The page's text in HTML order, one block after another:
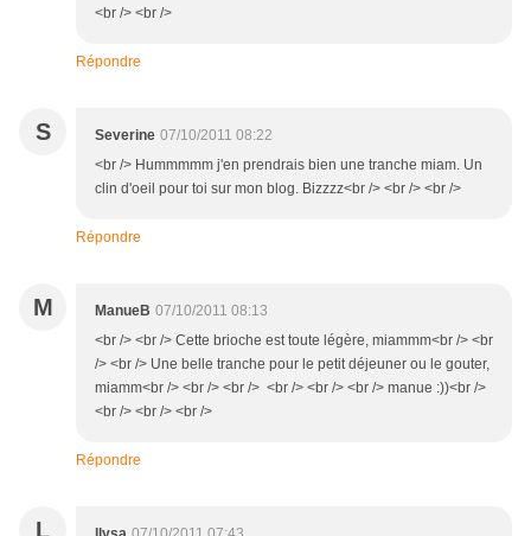
<br /> <br />
Répondre
S Severine 07/10/2011 08:22
<br /> Hummmmm j'en prendrais bien une tranche miam. Un
clin d'oeil pour toi sur mon blog. Bizzzz<br /> <br /> <br />
Répondre
M ManueB 07/10/2011 08:13
<br /> <br /> Cette brioche est toute légère, miammm<br /> <br
/> <br /> Une belle tranche pour le petit déjeuner ou le gouter,
miamm<br /> <br /> <br /> <br /> <br /> <br /> manue :))<br />
<br /> <br /> <br />
Répondre
L